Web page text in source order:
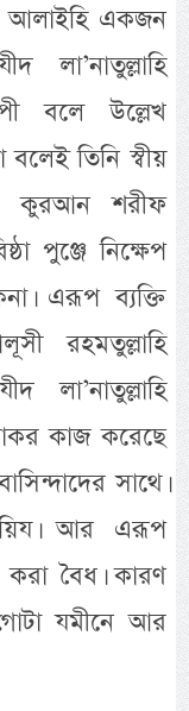
আলাইহি একজন
লা’নাতুল্লাহি
বলে উল্লেখ
তিনি স্বীয়
কুরআন শরীফ
পুঞ্জে নিক্ষেপ
এরূপ ব্যক্তি
রহমতুল্লাহি
লা’নাতুল্লাহি
কাজ করেছে
সাথে।
আর এরূপ
করা বৈধ। কারণ
যমীনে আর